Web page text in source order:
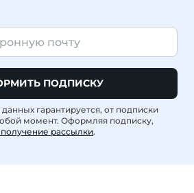
ПОДПИСКУ
гарантируется, от подписки
момент. Оформляя подписку,
рассылки.